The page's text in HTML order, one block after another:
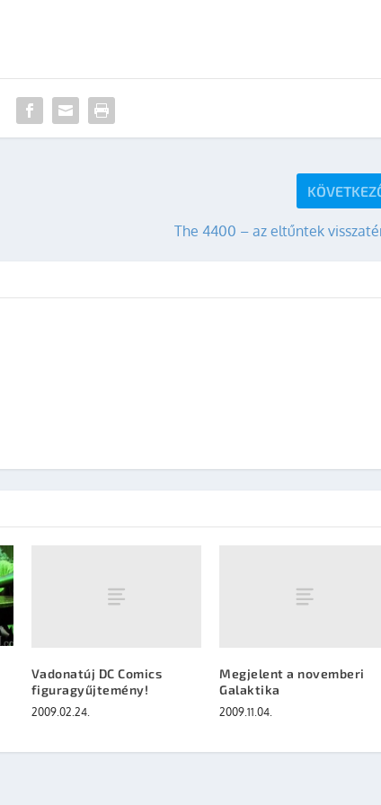
The 4400 – az eltűntek
Vadonatúj DC Comics
figuragyűjtemény!
2009.02.24.
Megjelent a novemberi
Galaktika
2009.11.04.